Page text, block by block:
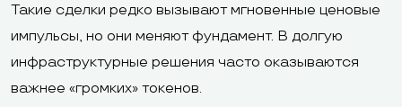
Такие сделки редко вызывают мгновенные ценовые
импульсы, но они меняют фундамент. В долгую
инфраструктурные решения часто оказываются
важнее «громких» токенов.